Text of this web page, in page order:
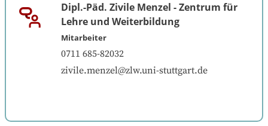
Dipl.-Päd. Zivile Menzel -Zentrum für
Lehre und Weiterbildung
Mitarbeiter
0711 685-82032
zivile.menzel@zlw.uni-stuttgart.de